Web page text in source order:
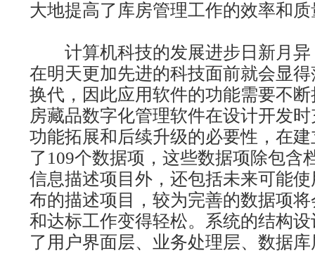
大地提高了库房管理工作的效率和质
计算机科技的发展进步日新月异
在明天更加先进的科技面前就会显
换代，因此应用软件的功能需要不
房藏品数字化管理软件在设计开发
功能拓展和后续升级的必要性，在
了109个数据项，这些数据项除包含
信息描述项目外，还包括未来可能
布的描述项目，较为完善的数据项
和达标工作变得轻松。系统的结构
了用户界面层、业务处理层、数据